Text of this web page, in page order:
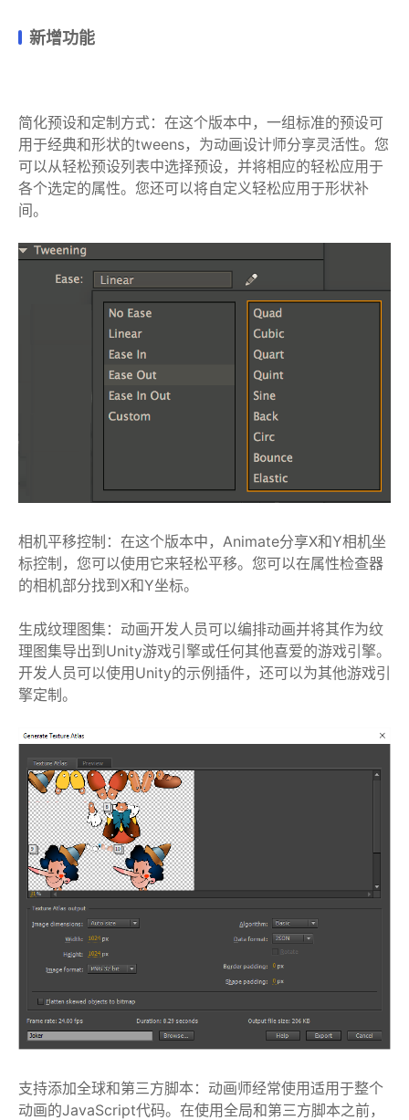
新增功能
简化预设和定制方式：在这个版本中，一组标准的预设可
用于经典和形状的tweens，为动画设计师分享灵活性。您
可以从轻松预设列表中选择预设，并将相应的轻松应用于
各个选定的属性。您还可以将自定义轻松应用于形状补
间。
相机平移控制：在这个版本中，Animate分享X和Y相机坐
标控制，您可以使用它来轻松平移。您可以在属性检查器
的相机部分找到X和Y坐标。
生成纹理图集：动画开发人员可以编排动画并将其作为纹
理图集导出到Unity游戏引擎或任何其他喜爱的游戏引擎。
开发人员可以使用Unity的示例插件，还可以为其他游戏引
擎定制。
支持添加全球和第三方脚本：动画师经常使用适用于整个
动画的JavaScript代码。在使用全局和第三方脚本之前，